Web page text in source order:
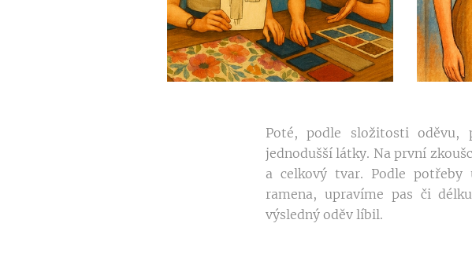
Poté, podle složitosti
jednodušší látky. Na první
a celkový tvar. Podle potřeby
ramena, upravíme pas či
výsledný oděv líbil.